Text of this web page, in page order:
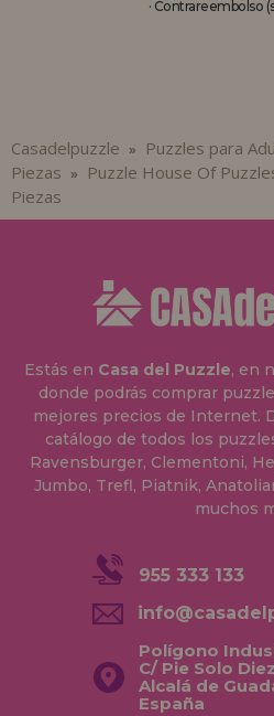
· Contrareembolso
Casadelpuzzle » Puzzles para
Piezas »
Puzzle House Of
Piezas
Estás en Casa del Puzzle, en
donde podrás comprar
mejores precios de Internet.
catálogo de todos los
Ravensburger, Clementoni,
Jumbo, Trefl, Piatnik,
muchos
955 333 133
Polígono
C/ Pie Solo
Alcalá de
España